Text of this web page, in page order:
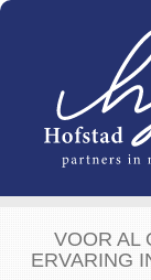
Overslaan
VOOR AL
ERVARING